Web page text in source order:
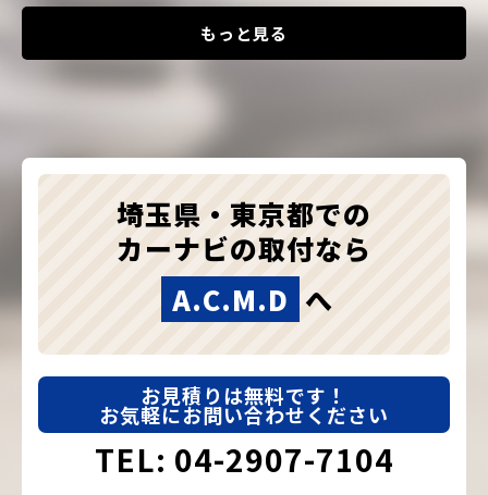
もっと見る
埼玉県・東京都での
カーナビの取付なら
A.C.M.D へ
お見積りは無料です！
お気軽にお問い合わせください
TEL: 04-2907-7104